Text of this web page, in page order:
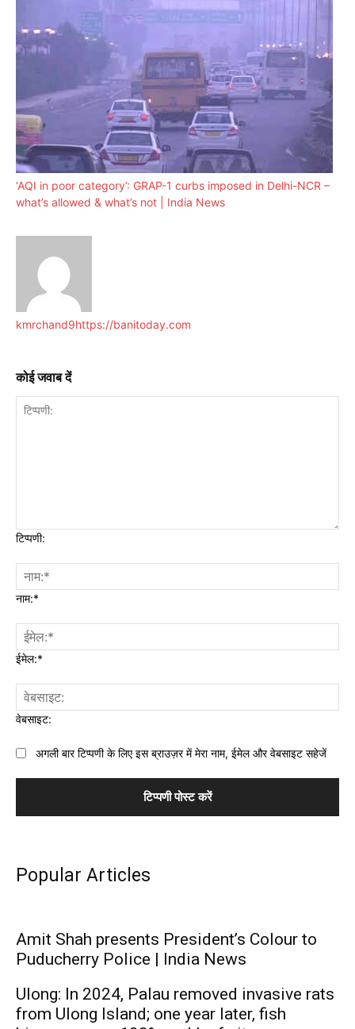
‘AQI in poor category’: GRAP-1 curbs imposed in Delhi-NCR –
what’s allowed & what’s not | India News
kmrchand9https://banitoday.com
कोई जवाब दें
टिप्पणी:
नाम:*
ईमेल:*
वेबसाइट:
अगली बार टिप्पणी के लिए इस ब्राउज़र में मेरा नाम, ईमेल और वेबसाइट सहेजें
Popular Articles
Amit Shah presents President’s Colour to
Puducherry Police | India News
Ulong: In 2024, Palau removed invasive rats
from Ulong Island; one year later, fish